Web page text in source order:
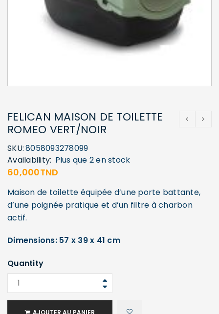
FELICAN MAISON DE TOILETTE
ROMEO VERT/NOIR
SKU:8058093278099
Availability: Plus que 2 en stock
60,000TND
Maison de toilette équipée d’une porte battante,
d’une poignée pratique et d’un filtre à charbon
actif.
Dimensions: 57 x 39 x 41 cm
Quantity